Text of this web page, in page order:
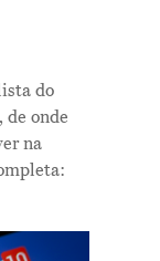
do
de onde
na